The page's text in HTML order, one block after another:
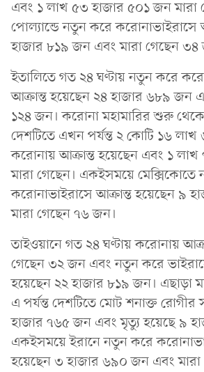
এবং ১ লাখ ৫৩ হাজার ৫০১ জন
পোল্যান্ডে নতুন করে করোনাভাইরাসে
হাজার ৮১৯ জন এবং মারা গেছেন ৩৪
ইতালিতে গত ২৪ ঘণ্টায় নতুন করে
আক্রান্ত হয়েছেন ২৪ হাজার ৬৮৯ জন
১২৪ জন। করোনা মহামারির শুরু
দেশটিতে এখন পর্যন্ত ২ কোটি ১৬
করোনায় আক্রান্ত হয়েছেন এবং ১
মারা গেছেন। একইসময়ে
করোনাভাইরাসে আক্রান্ত হয়েছেন ৯
মারা গেছেন ৭৬ জন।
তাইওয়ানে গত ২৪ ঘণ্টায় করোনায়
গেছেন ৩২ জন এবং নতুন করে
হয়েছেন ২২ হাজার ৮১৯ জন। এছাড়া
এ পর্যন্ত দেশটিতে মোট শনাক্ত
হাজার ৭৬৫ জন এবং মৃত্যু হয়েছে ৯
একইসময়ে ইরানে নতুন করে
হয়েছেন ৩ হাজার ৬৯০ জন এবং